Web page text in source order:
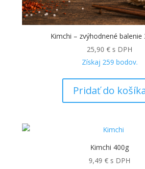
Kimchi – zvýhodnené balenie
25,90€ s DPH
Získaj 259 bodov.
Pridať do
Kimchi 400g
9,49€ s DPH